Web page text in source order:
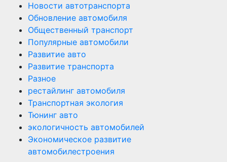
Новости автотранспорта
Обновление автомобиля
Общественный транспорт
Популярные автомобили
Развитие авто
Развитие транспорта
Разное
рестайлинг автомобиля
Транспортная экология
Тюнинг авто
экологичность автомобилей
Экономическое развитие
автомобилестроения